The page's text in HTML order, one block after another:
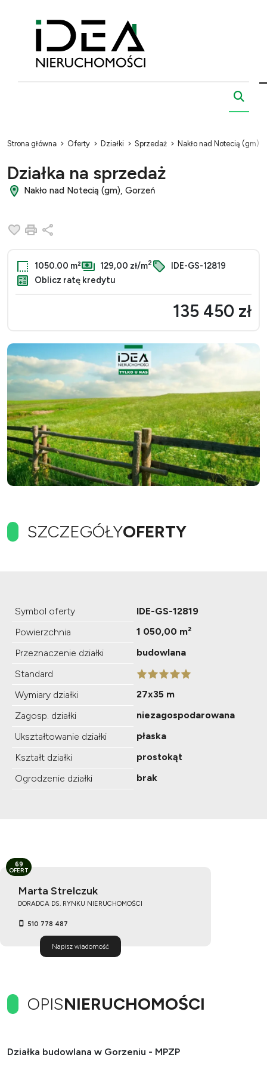
Strona główna Oferty Działki Sprzedaż Nakło nad Notecią (gm)
Działka na sprzedaż
Nakło nad Notecią (gm), Gorzeń
Dodaj do ulubionych
Drukuj
1050.00 m² 129,00 zł/m2
IDE-GS-12819
Oblicz ratę kredytu
135 450 zł
SZCZEGÓŁYOFERTY
Symbol oferty
IDE-GS-12819
Powierzchnia
1 050,00 m²
Przeznaczenie działki
budowlana
Standard
Wymiary działki
27x35 m
Zagosp. działki
niezagospodarowana
Ukształtowanie działki
płaska
Kształt działki
prostokąt
Ogrodzenie działki
brak
Marta Strelczuk
DORADCA DS. RYNKU NIERUCHOMOŚCI
510 778 487
Napisz wiadomość
69
OFERT
OPISNIERUCHOMOŚCI
Działka budowlana w Gorzeniu - MPZP